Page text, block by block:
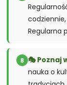
Regularna
8 🎭 Poznaj
nauka o